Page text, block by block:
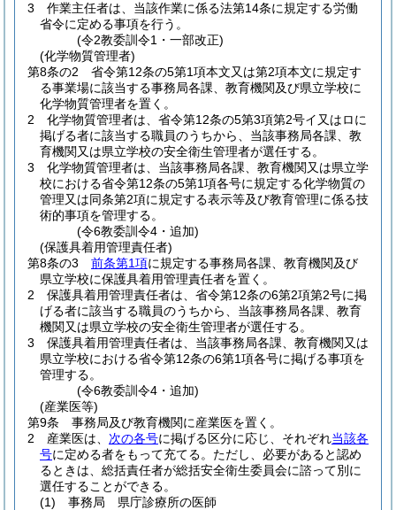
3
作業主任者は、当該作業に係る法第14条に規定する労働
省令に定める事項を行う。
(令2教委訓令1・一部改正)
(化学物質管理者)
第8条の2
省令第12条の5第1項本文又は第2項本文に規定す
る事業場に該当する事務局各課、教育機関及び県立学校に
化学物質管理者を置く。
2
化学物質管理者は、省令第12条の5第3項第2号イ又はロに
掲げる者に該当する職員のうちから、当該事務局各課、教
育機関又は県立学校の安全衛生管理者が選任する。
3
化学物質管理者は、当該事務局各課、教育機関又は県立学
校における省令第12条の5第1項各号に規定する化学物質の
管理又は同条第2項に規定する表示等及び教育管理に係る技
術的事項を管理する。
(令6教委訓令4・追加)
(保護具着用管理責任者)
第8条の3
前条第1項に規定する事務局各課、教育機関及び
県立学校に保護具着用管理責任者を置く。
2
保護具着用管理責任者は、省令第12条の6第2項第2号に掲
げる者に該当する職員のうちから、当該事務局各課、教育
機関又は県立学校の安全衛生管理者が選任する。
3
保護具着用管理責任者は、当該事務局各課、教育機関又は
県立学校における省令第12条の6第1項各号に掲げる事項を
管理する。
(令6教委訓令4・追加)
(産業医等)
第9条
事務局及び教育機関に産業医を置く。
2
産業医は、 次の各号に掲げる区分に応じ、それぞれ当該各
号に定める者をもって充てる。 ただし、必要があると認め
るときは、総括責任者が総括安全衛生委員会に諮って別に
選任することができる。
(1)
事務局 県庁診療所の医師